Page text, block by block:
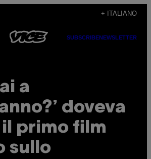
+ ITALIANO
SUBSCRIBENEWSLETTER
a
doveva
il primo film
sullo